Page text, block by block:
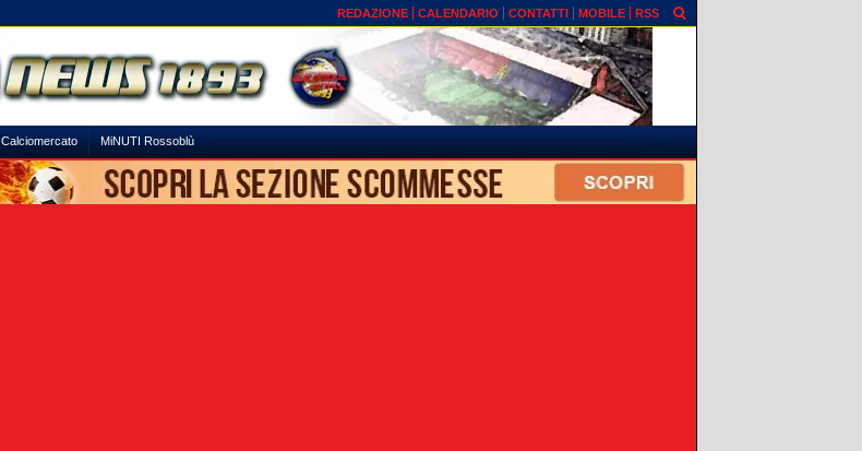
REDAZIONE CALENDARIO CONTATTI MOBILE RSS
Calciomercato MiNUTI Rossoblù